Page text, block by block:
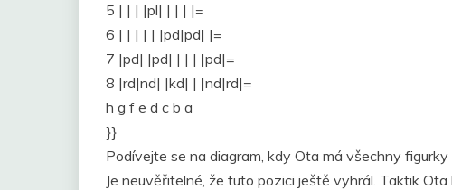
5 | | | |pl| | | | |=
6 | | | | | |pd|pd| |=
7 |pd| |pd| | | | |pd|=
8 |rd|nd| |kd| | |nd|rd|=
h g f e d c b a
}}
Podívejte se na diagram, kdy Ota má všechny
Je neuvěřitelné, že tuto pozici ještě vyhrál. Taktik